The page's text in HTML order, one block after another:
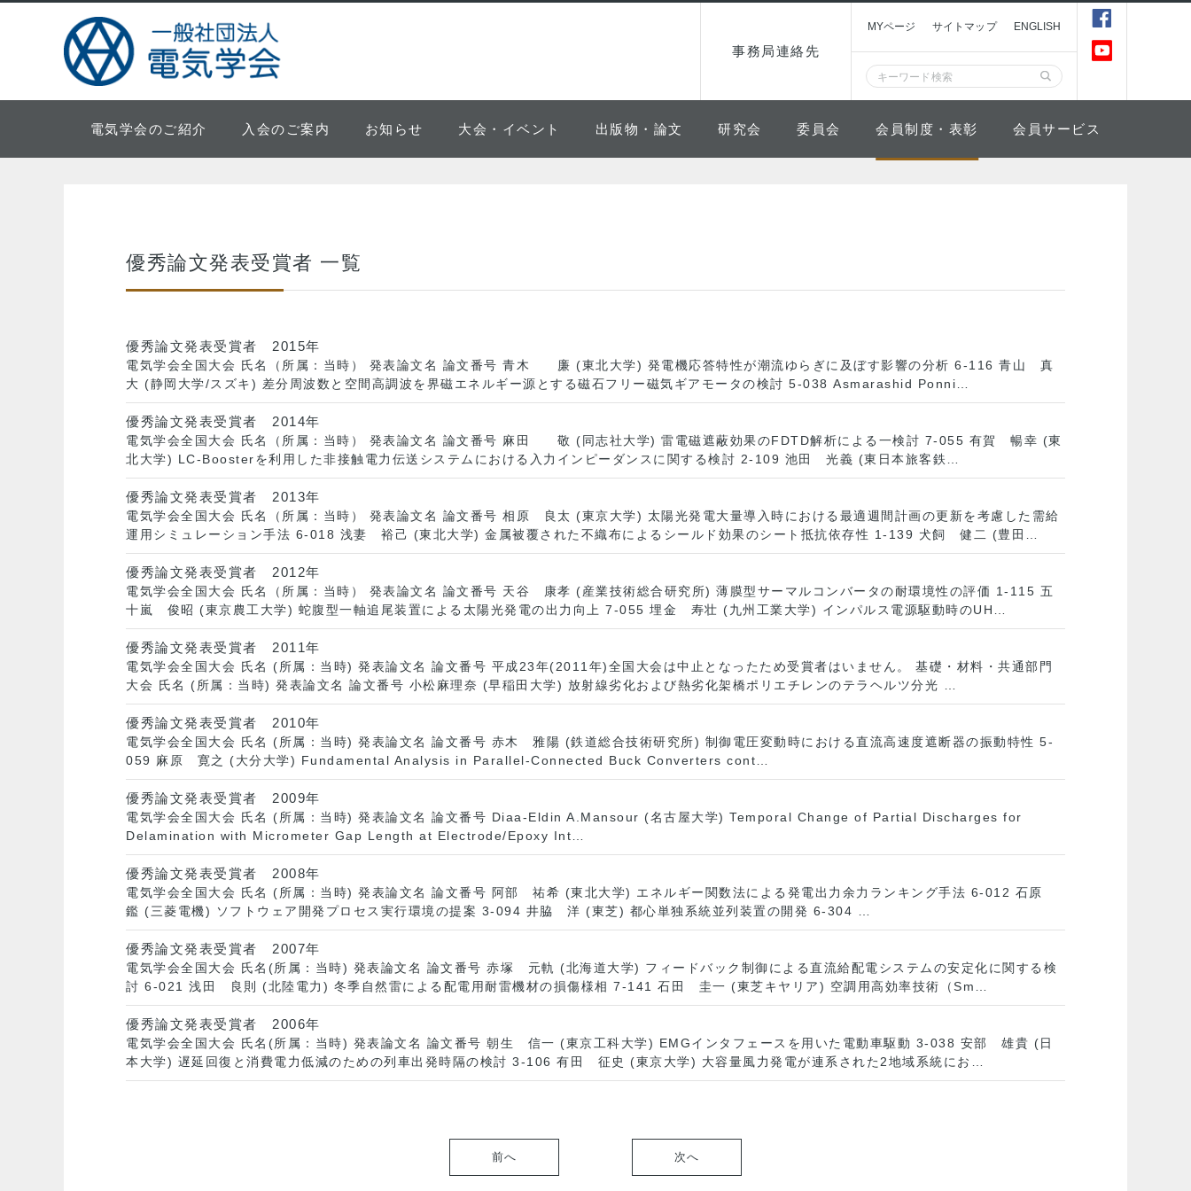
事務局連絡先
MYページ サイトマップ ENGLISH
電気学会のご紹介 入会のご案内 お知らせ 大会・イベント 出版物・論文 研究会 委員会 会員制度・表彰 会員サービス
優秀論文発表受賞者 一覧
優秀論文発表受賞者 2015年
電気学会全国大会 氏名（所属：当時） 発表論文名 論文番号 青木 廉 (東北大学) 発電機応答特性が潮流ゆらぎに及ぼす影響の分析 6-116 青山 真
大 (静岡大学/スズキ) 差分周波数と空間高調波を界磁エネルギー源とする磁石フリー磁気ギアモータの検討 5-038 Asmarashid Ponni…
優秀論文発表受賞者 2014年
電気学会全国大会 氏名（所属：当時） 発表論文名 論文番号 麻田 敬 (同志社大学) 雷電磁遮蔽効果のFDTD解析による一検討 7-055 有賀 暢幸 (東
北大学) LC-Boosterを利用した非接触電力伝送システムにおける入力インピーダンスに関する検討 2-109 池田 光義 (東日本旅客鉄…
優秀論文発表受賞者 2013年
電気学会全国大会 氏名（所属：当時） 発表論文名 論文番号 相原 良太 (東京大学) 太陽光発電大量導入時における最適週間計画の更新を考慮した需給
運用シミュレーション手法 6-018 浅妻 裕己 (東北大学) 金属被覆された不織布によるシールド効果のシート抵抗依存性 1-139 犬飼 健二 (豊田…
優秀論文発表受賞者 2012年
電気学会全国大会 氏名（所属：当時） 発表論文名 論文番号 天谷 康孝 (産業技術総合研究所) 薄膜型サーマルコンバータの耐環境性の評価 1-115 五
十嵐 俊昭 (東京農工大学) 蛇腹型一軸追尾装置による太陽光発電の出力向上 7-055 埋金 寿壮 (九州工業大学) インパルス電源駆動時のUH…
優秀論文発表受賞者 2011年
電気学会全国大会 氏名 (所属：当時) 発表論文名 論文番号 平成23年(2011年)全国大会は中止となったため受賞者はいません。 基礎・材料・共通部門
大会 氏名 (所属：当時) 発表論文名 論文番号 小松麻理奈 (早稲田大学) 放射線劣化および熱劣化架橋ポリエチレンのテラヘルツ分光 …
優秀論文発表受賞者 2010年
電気学会全国大会 氏名 (所属：当時) 発表論文名 論文番号 赤木 雅陽 (鉄道総合技術研究所) 制御電圧変動時における直流高速度遮断器の振動特性 5-
059 麻原 寛之 (大分大学) Fundamental Analysis in Parallel-Connected Buck Converters cont…
優秀論文発表受賞者 2009年
電気学会全国大会 氏名 (所属：当時) 発表論文名 論文番号 Diaa-Eldin A.Mansour (名古屋大学) Temporal Change of Partial Discharges for
Delamination with Micrometer Gap Length at Electrode/Epoxy Int…
優秀論文発表受賞者 2008年
電気学会全国大会 氏名 (所属：当時) 発表論文名 論文番号 阿部 祐希 (東北大学) エネルギー関数法による発電出力余力ランキング手法 6-012 石原
鑑 (三菱電機) ソフトウェア開発プロセス実行環境の提案 3-094 井脇 洋 (東芝) 都心単独系統並列装置の開発 6-304 …
優秀論文発表受賞者 2007年
電気学会全国大会 氏名(所属：当時) 発表論文名 論文番号 赤塚 元軌 (北海道大学) フィードバック制御による直流給配電システムの安定化に関する検
討 6-021 浅田 良則 (北陸電力) 冬季自然雷による配電用耐雷機材の損傷様相 7-141 石田 圭一 (東芝キヤリア) 空調用高効率技術（Sm…
優秀論文発表受賞者 2006年
電気学会全国大会 氏名(所属：当時) 発表論文名 論文番号 朝生 信一 (東京工科大学) EMGインタフェースを用いた電動車駆動 3-038 安部 雄貴 (日
本大学) 遅延回復と消費電力低減のための列車出発時隔の検討 3-106 有田 征史 (東京大学) 大容量風力発電が連系された2地域系統にお…
前へ 次へ